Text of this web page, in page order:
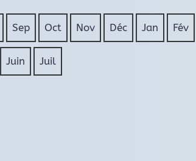
Sep Oct Nov Déc Jan Fév
Juin Juil